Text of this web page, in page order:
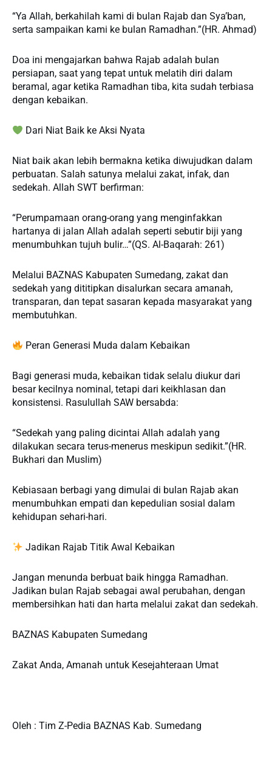
“Ya Allah, berkahilah kami di bulan Rajab dan Sya’ban,
serta sampaikan kami ke bulan Ramadhan.”(HR. Ahmad)
Doa ini mengajarkan bahwa Rajab adalah bulan
persiapan, saat yang tepat untuk melatih diri dalam
beramal, agar ketika Ramadhan tiba, kita sudah terbiasa
dengan kebaikan.
Dari Niat Baik ke Aksi Nyata
Niat baik akan lebih bermakna ketika diwujudkan dalam
perbuatan. Salah satunya melalui zakat, infak, dan
sedekah. Allah SWT berfirman:
“Perumpamaan orang-orang yang menginfakkan
hartanya di jalan Allah adalah seperti sebutir biji yang
menumbuhkan tujuh bulir…”(QS. Al-Baqarah: 261)
Melalui BAZNAS Kabupaten Sumedang, zakat dan
sedekah yang dititipkan disalurkan secara amanah,
transparan, dan tepat sasaran kepada masyarakat yang
membutuhkan.
Peran Generasi Muda dalam Kebaikan
Bagi generasi muda, kebaikan tidak selalu diukur dari
besar kecilnya nominal, tetapi dari keikhlasan dan
konsistensi. Rasulullah SAW bersabda:
“Sedekah yang paling dicintai Allah adalah yang
dilakukan secara terus-menerus meskipun sedikit.”(HR.
Bukhari dan Muslim)
Kebiasaan berbagi yang dimulai di bulan Rajab akan
menumbuhkan empati dan kepedulian sosial dalam
kehidupan sehari-hari.
Jadikan Rajab Titik Awal Kebaikan
Jangan menunda berbuat baik hingga Ramadhan.
Jadikan bulan Rajab sebagai awal perubahan, dengan
membersihkan hati dan harta melalui zakat dan sedekah.
BAZNAS Kabupaten Sumedang
Zakat Anda, Amanah untuk Kesejahteraan Umat
Oleh : Tim Z-Pedia BAZNAS Kab. Sumedang